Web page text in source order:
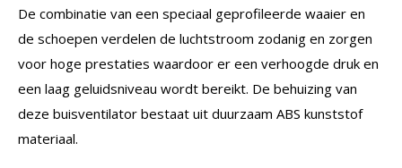
De combinatie van een speciaal geprofileerde waaier en
de schoepen verdelen de luchtstroom zodanig en zorgen
voor hoge prestaties waardoor er een verhoogde druk en
een laag geluidsniveau wordt bereikt. De behuizing van
deze buisventilator bestaat uit duurzaam ABS kunststof
materiaal.